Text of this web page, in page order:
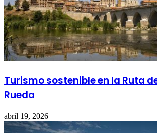
Turismo sostenible en la Ruta
Rueda
abril 19, 2026